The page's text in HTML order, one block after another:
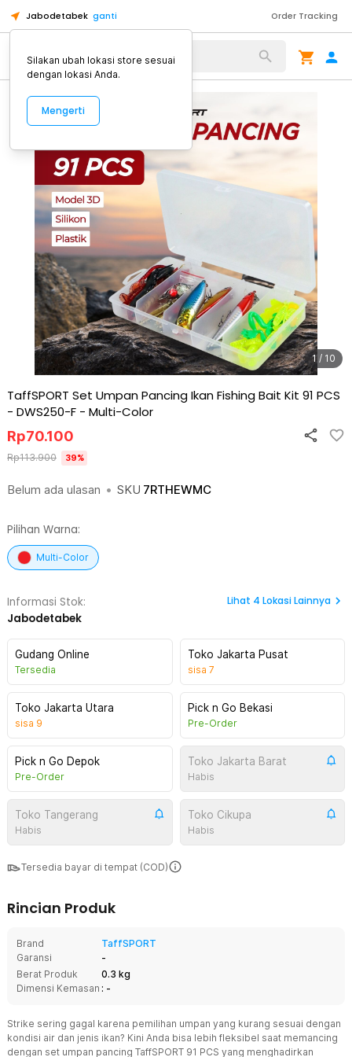
Jabodetabek ganti Order Tracking
Alat Kopi
1 / 10
TaffSPORT Set Umpan Pancing Ikan Fishing Bait Kit 91 PCS
- DWS250-F - Multi-Color
Belum ada ulasan • SKU 7RTHEWMC
Rp70.100
Rp113.900 39%
Pilihan Warna:
Multi-Color
Informasi Stok:
Jabodetabek
Lihat 4 Lokasi Lainnya
Gudang Online
Tersedia
Toko Jakarta Pusat
sisa 7
Toko Jakarta Utara
sisa 9
Pick n Go Bekasi
Pre-Order
Pick n Go Depok
Pre-Order
Toko Jakarta Barat
Habis
Toko Tangerang
Habis
Toko Cikupa
Habis
Tersedia bayar di tempat (COD)
Rincian Produk
Brand
TaffSPORT
Garansi
-
Berat Produk
0.3 kg
Dimensi Kemasan : -
Strike sering gagal karena pemilihan umpan yang kurang sesuai dengan
kondisi air dan jenis ikan? Kini Anda bisa lebih fleksibel saat memancing
dengan set umpan pancing TaffSPORT 91 PCS yang menghadirkan
Silakan ubah lokasi store sesuai
dengan lokasi Anda.
Mengerti